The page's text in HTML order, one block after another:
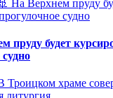
пруду будет